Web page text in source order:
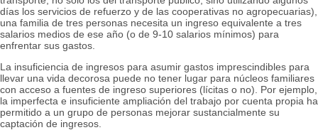
días los servicios de refuerzo y de las cooperativas no agropecuarias),
una familia de tres personas necesita un ingreso equivalente a tres
salarios medios de ese año (o de 9-10 salarios mínimos) para
enfrentar sus gastos.
La insuficiencia de ingresos para asumir gastos imprescindibles para
llevar una vida decorosa puede no tener lugar para núcleos familiares
con acceso a fuentes de ingreso superiores (lícitas o no). Por ejemplo,
la imperfecta e insuficiente ampliación del trabajo por cuenta propia ha
permitido a un grupo de personas mejorar sustancialmente su
captación de ingresos.